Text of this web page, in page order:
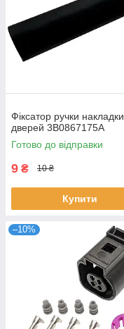
Фіксатор ручки накладки
дверей 3B0867175A
Готово до відправки
9 ₴ 10 ₴
Купити
–10%